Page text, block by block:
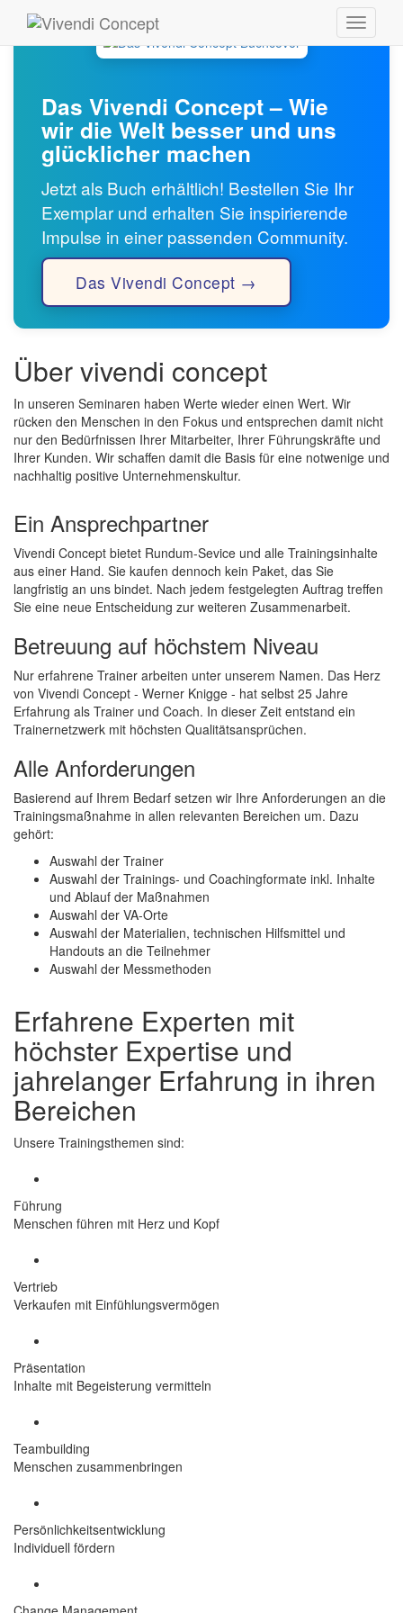
Toggle
Das Vivendi Concept – Wie
wir die Welt besser und uns
glücklicher machen
Jetzt als Buch erhältlich! Bestellen Sie Ihr
Exemplar und erhalten Sie inspirierende
Impulse in einer passenden Community.
Das Vivendi Concept →
Über vivendi concept
In unseren Seminaren haben Werte wieder einen Wert. Wir
rücken den Menschen in den Fokus und entsprechen damit nicht
nur den Bedürfnissen Ihrer Mitarbeiter, Ihrer Führungskräfte und
Ihrer Kunden. Wir schaffen damit die Basis für eine notwenige und
nachhaltig positive Unternehmenskultur.
Ein Ansprechpartner
Vivendi Concept bietet Rundum-Sevice und alle Trainingsinhalte
aus einer Hand. Sie kaufen dennoch kein Paket, das Sie
langfristig an uns bindet. Nach jedem festgelegten Auftrag treffen
Sie eine neue Entscheidung zur weiteren Zusammenarbeit.
Betreuung auf höchstem Niveau
Nur erfahrene Trainer arbeiten unter unserem Namen. Das Herz
von Vivendi Concept - Werner Knigge - hat selbst 25 Jahre
Erfahrung als Trainer und Coach. In dieser Zeit entstand ein
Trainernetzwerk mit höchsten Qualitätsansprüchen.
Alle Anforderungen
Basierend auf Ihrem Bedarf setzen wir Ihre Anforderungen an die
Trainingsmaßnahme in allen relevanten Bereichen um. Dazu
gehört:
Auswahl der Trainer
Auswahl der Trainings- und Coachingformate inkl. Inhalte
und Ablauf der Maßnahmen
Auswahl der VA-Orte
Auswahl der Materialien, technischen Hilfsmittel und
Handouts an die Teilnehmer
Auswahl der Messmethoden
Erfahrene Experten mit
höchster Expertise und
jahrelanger Erfahrung in ihren
Bereichen
Unsere Trainingsthemen sind:
Führung
Menschen führen mit Herz und Kopf
Vertrieb
Verkaufen mit Einfühlungsvermögen
Präsentation
Inhalte mit Begeisterung vermitteln
Teambuilding
Menschen zusammenbringen
Persönlichkeitsentwicklung
Individuell fördern